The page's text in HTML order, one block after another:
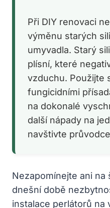
Při DIY renovaci
výměnu starých
umyvadla. Starý
plísní, které
vzduchu. Použijte
fungicidními
na dokonalé
další nápady na
navštivte
Nezapomínejte ani
dnešní době
instalace perlátorů na